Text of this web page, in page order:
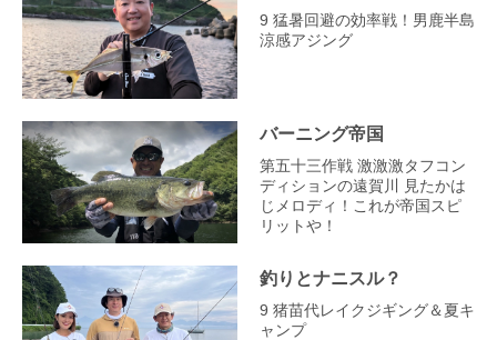
9 猛暑回避の効率戦！男鹿半島
涼感アジング
バーニング帝国
第五十三作戦 激激激タフコン
ディションの遠賀川 見たかは
じメロディ！これが帝国スピ
リットや！
釣りとナニスル？
9 猪苗代レイクジギング＆夏キ
ャンプ